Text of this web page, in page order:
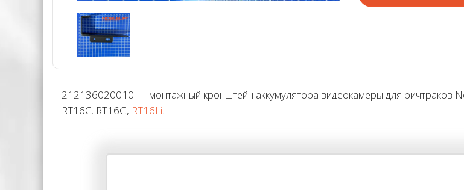
212136020010 — монтажный кронштейн аккумулятора видеокамеры для ричтраков
RT16C, RT16G, RT16Li.